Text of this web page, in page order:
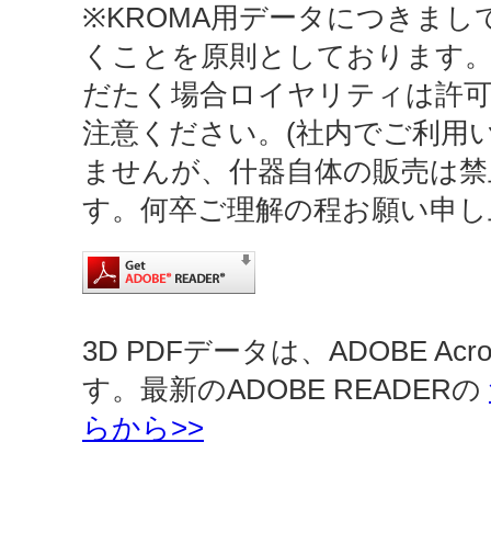
※KROMA用データにつきまし
くことを原則としております
だたく場合ロイヤリティは許
注意ください。(社内でご利用
ませんが、什器自体の販売は
す。何卒ご理解の程お願い申
3D PDFデータは、ADOBE
す。最新のADOBE READERの
らから>>